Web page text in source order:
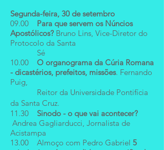
Segunda-feira, 30 de setembro
09.00
Para que servem os Núncios
Apostólicos? Bruno Lins, Vice-Diretor do
Protocolo da Santa
Sé
10.00 O organograma da Cúria Romana
- dicastérios, prefeitos, missões. Fernando
Puig,
Reitor da Universidade Pontifícia
da Santa Cruz.
11.30 Sinodo - o que vai acontecer?
Andrea Gagliarducci, Jornalista de
Acistampa
13.00 Almoço com Pedro Gabriel 5